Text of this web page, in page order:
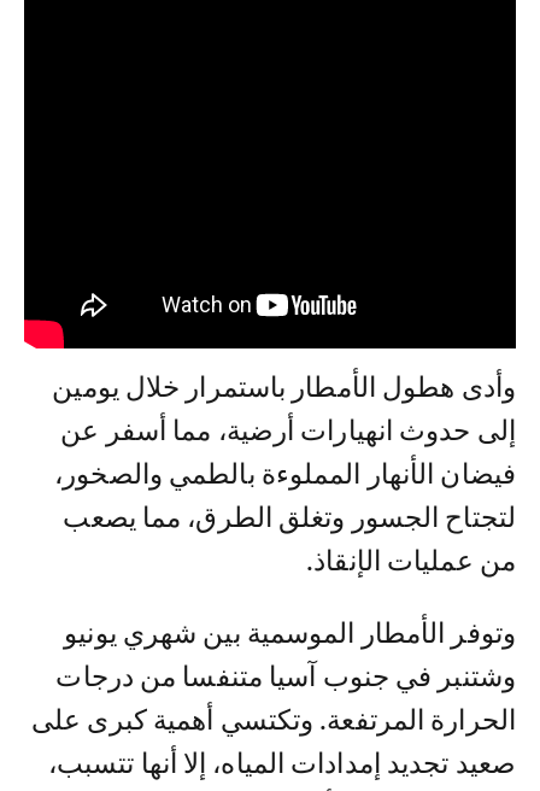
وأدى هطول الأمطار باستمرار خلال يومين
إلى حدوث انهيارات أرضية، مما أسفر عن
فيضان الأنهار المملوءة بالطمي والصخور،
لتجتاح الجسور وتغلق الطرق، مما يصعب
من عمليات الإنقاذ.
وتوفر الأمطار الموسمية بين شهري يونيو
وشتنبر في جنوب آسيا متنفسا من درجات
الحرارة المرتفعة. وتكتسي أهمية كبرى على
صعيد تجديد إمدادات المياه، إلا أنها تتسبب،